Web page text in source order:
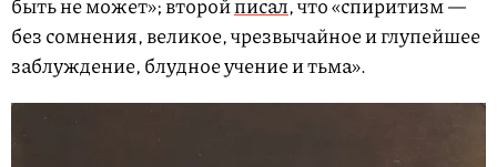
быть не может»; второйписал, что «спиритизм —
без сомнения, великое, чрезвычайное и глупейшее
заблуждение, блудное учение и тьма».